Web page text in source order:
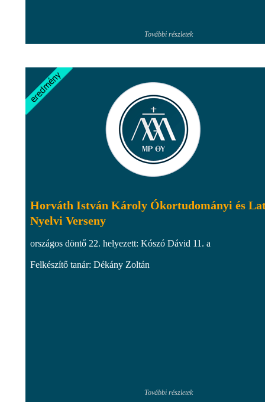
További részletek
Horváth István Károly Ókortudományi és
Nyelvi Verseny
országos döntő 22. helyezett: Kószó Dávid 11. a
Felkészítő tanár: Dékány Zoltán
További részletek